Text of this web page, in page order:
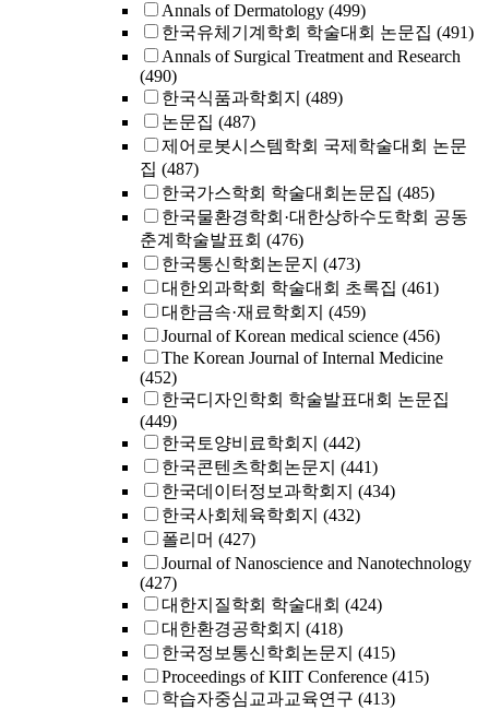
Annals of Dermatology (499)
한국유체기계학회 학술대회 논문집 (491)
Annals of Surgical Treatment and Research
(490)
한국식품과학회지 (489)
논문집 (487)
제어로봇시스템학회 국제학술대회 논문
집 (487)
한국가스학회 학술대회논문집 (485)
한국물환경학회·대한상하수도학회 공동
춘계학술발표회 (476)
한국통신학회논문지 (473)
대한외과학회 학술대회 초록집 (461)
대한금속·재료학회지 (459)
Journal of Korean medical science (456)
The Korean Journal of Internal Medicine
(452)
한국디자인학회 학술발표대회 논문집
(449)
한국토양비료학회지 (442)
한국콘텐츠학회논문지 (441)
한국데이터정보과학회지 (434)
한국사회체육학회지 (432)
폴리머 (427)
Journal of Nanoscience and Nanotechnology
(427)
대한지질학회 학술대회 (424)
대한환경공학회지 (418)
한국정보통신학회논문지 (415)
Proceedings of KIIT Conference (415)
학습자중심교과교육연구 (413)